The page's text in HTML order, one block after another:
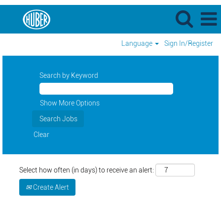
Language Sign In/Register
Search by Keyword
Show More Options
Clear
Select how often (in days) to receive an alert:
Create Alert